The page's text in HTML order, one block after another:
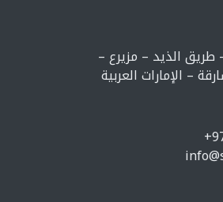
الذيد – مزيرع –
– الإمارات العربية